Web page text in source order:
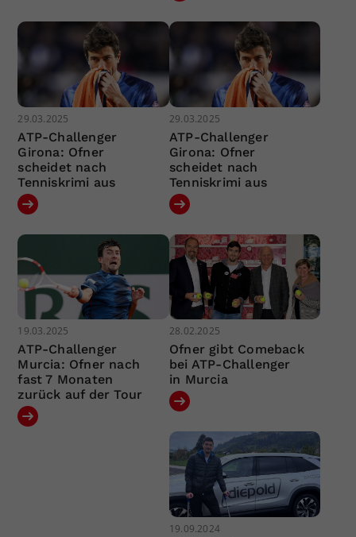
29.03.2025
ATP-Challenger
Girona: Ofner
scheidet nach
Tenniskrimi aus
29.03.2025
ATP-Challenger
Girona: Ofner
scheidet nach
Tenniskrimi aus
19.03.2025
ATP-Challenger
Murcia: Ofner nach
fast 7 Monaten
zurück auf der Tour
28.02.2025
Ofner gibt Comeback
bei ATP-Challenger
in Murcia
19.09.2024